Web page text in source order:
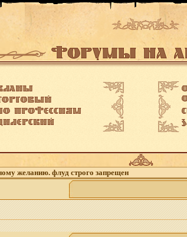
желанию. флуд строго запрещен